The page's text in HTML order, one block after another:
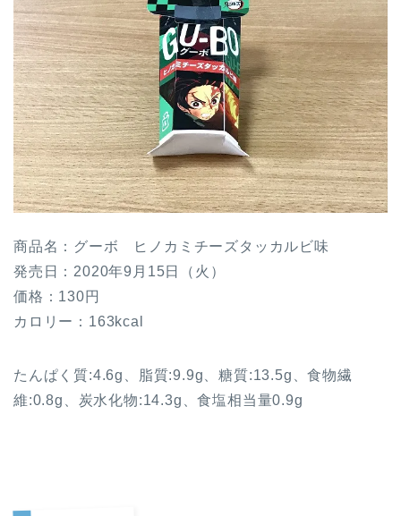
商品名：グーボ ヒノカミチーズタッカルビ味
発売日：2020年9月15日（火）
価格：130円
カロリー：163kcal
たんぱく質:4.6g、脂質:9.9g、糖質:13.5g、食物繊
維:0.8g、炭水化物:14.3g、食塩相当量0.9g